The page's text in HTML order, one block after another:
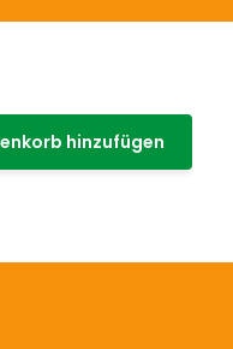
hinzufügen